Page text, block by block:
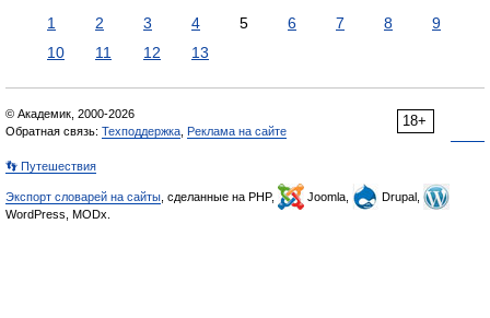
1 2 3 4 5 6 7 8
9
10
11 12 13
18+
© Академик, 2000-2026
Обратная связь: Техподдержка Реклама на сайте
👣 Путешествия
Экспорт словарей на сайты , сделанные на PHP, Joomla,
Drupal,
WordPress, MODx.